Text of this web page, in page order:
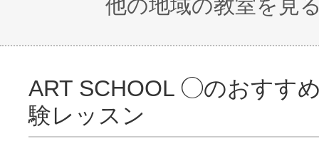
他の地域の教室を見
ART SCHOOL ◯のおすす
験レッスン